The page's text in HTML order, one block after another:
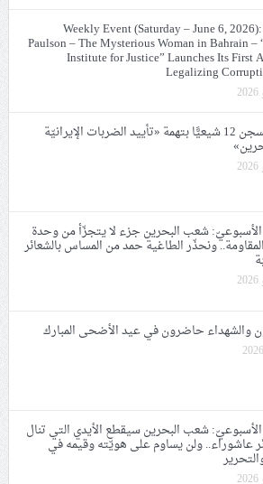
Weekly Event (Saturday – June 6,
Paulson – The Mysterious Woman in Bahrain –
Institute for Justice” Launches Its First
Legalizing
الحكم بسجن 12 شيعيًّا بتهمة «تأييد الضربات الإيرانيّة
شعب البحرين جزء لا يتجزّأ من وحدة
ونحذّر الطاغية حمد من المساس بالشعائر
والشهداء حاضرون في عيد الأضحى المبارك
شعب البحرين سيقطع الأيدي التي تنال
عاشوراء.. ولن يساوم على هويّته وقيمه في